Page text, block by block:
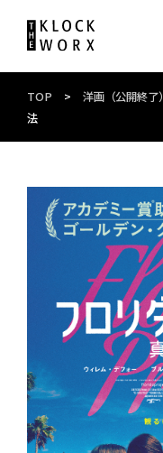
TOP > 洋画（公開終了）
法